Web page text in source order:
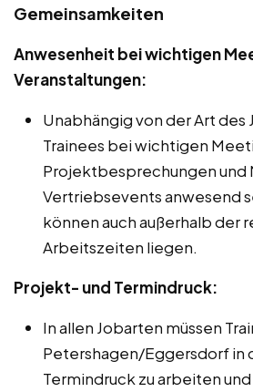
Gemeinsamkeiten
Anwesenheit bei wichtigen
Veranstaltungen:
Unabhängig von der Art des
Trainees bei wichtigen
Projektbesprechungen und
Vertriebsevents anwesend
können auch außerhalb der
Arbeitszeiten liegen.
Projekt- und Termindruck:
In allen Jobarten müssen
Petershagen/Eggersdorf in
Termindruck zu arbeiten